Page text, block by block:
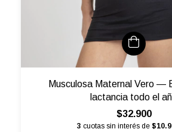
Musculosa Maternal Vero —
lactancia todo el
$32.900
3 cuotas sin interés de